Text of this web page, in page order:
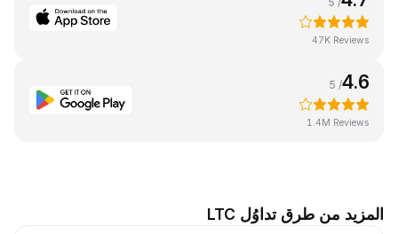
47K Reviews
4.6
/ 5
1.4M Reviews
المزيد من طرق تداوُل LTC